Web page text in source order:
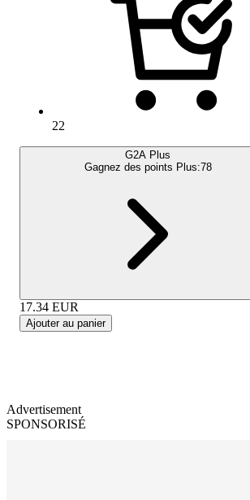
22
G2A Plus
Gagnez des points Plus:78
17.34 EUR
Ajouter au panier
Advertisement
SPONSORISÉ